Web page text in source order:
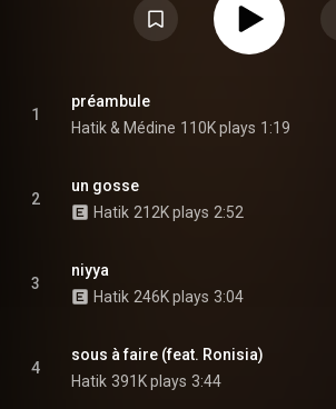
1
préambule
Hatik & Médine 110K plays 1:19
2
un gosse
Hatik 212K plays 2:52
3
niyya
Hatik 246K plays 3:04
4
sous à faire (feat. Ronisia)
Hatik 391K plays 3:44